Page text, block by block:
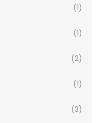
(1)
(1)
(2)
(1)
(3)